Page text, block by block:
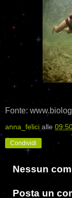
Fonte:
anna_felici alle
Condividi
Nessun
Posta un